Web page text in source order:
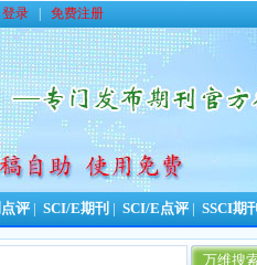
登录 免费注册
评 SCI/E期刊 SCI/E点评 SSCI期刊